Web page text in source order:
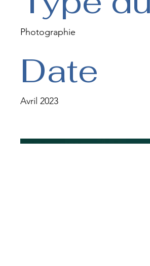
Photographie
Date
Avril 2023